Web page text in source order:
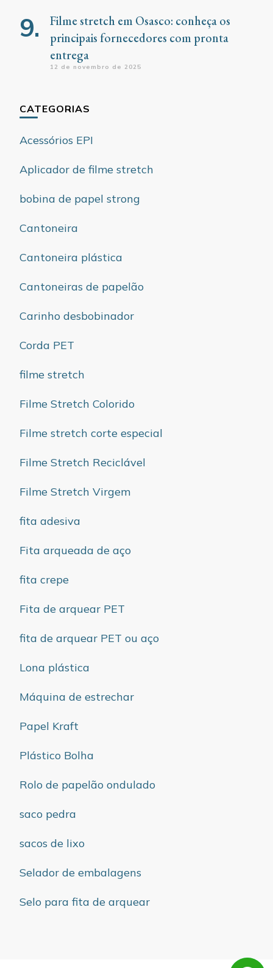
Filme stretch em Osasco: conheça os
principais fornecedores com pronta
entrega
12 de novembro de 2025
CATEGORIAS
Acessórios EPI
Aplicador de filme stretch
bobina de papel strong
Cantoneira
Cantoneira plástica
Cantoneiras de papelão
Carinho desbobinador
Corda PET
filme stretch
Filme Stretch Colorido
Filme stretch corte especial
Filme Stretch Reciclável
Filme Stretch Virgem
fita adesiva
Fita arqueada de aço
fita crepe
Fita de arquear PET
fita de arquear PET ou aço
Lona plástica
Máquina de estrechar
Papel Kraft
Plástico Bolha
Rolo de papelão ondulado
saco pedra
sacos de lixo
Selador de embalagens
Selo para fita de arquear